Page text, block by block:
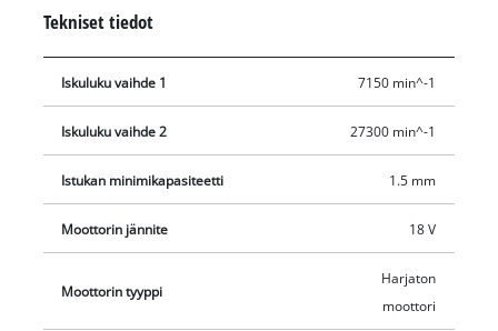
työskentelyä sitkeissä materiaaleissa, kuten kivessä ja
betonissa. Lisäksi akkuiskuporakoneessa on kaksivaihteinen
vaihteisto, joka mahdollistaa nopean ruuvauksen, porauksen
säädettävissä 21 momenttiasetuksella. Akkuiskuporakoneessa
on myös poraustila ja iskuporaustila. Portaattomasti
säädettävä kierrosluvun säätöelektroniikka tukee materiaali- ja
käyttökohdekohtaista työskentelyä. Metallinen,
lukitustoiminnolla varustettu yksiholkkinen 13 mm pikaistukka
mahdollistaa nopean ja helpon tarvikkeen vaihdon.
Tekniset tiedot
Iskuluku vaihde 1 7150 min^-1
Iskuluku vaihde 2 27300 min^-1
Istukan minimikapasiteetti 1.5 mm
Moottorin jännite 18 V
Moottorin tyyppi
Harjaton
moottori